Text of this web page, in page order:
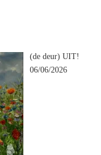
(de deur) UIT!
06/06/2026